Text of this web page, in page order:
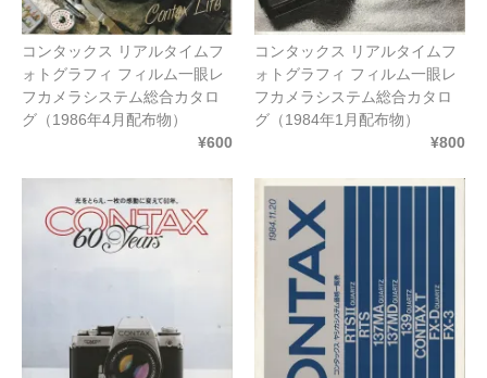
お問合せ
コンタックス リアルタイムフ
ォトグラフィ フィルム一眼レ
フカメラシステム総合カタロ
グ（1986年4月配布物）
¥600
コンタックス リアルタイムフ
ォトグラフィ フィルム一眼レ
フカメラシステム総合カタロ
グ（1984年1月配布物）
¥800